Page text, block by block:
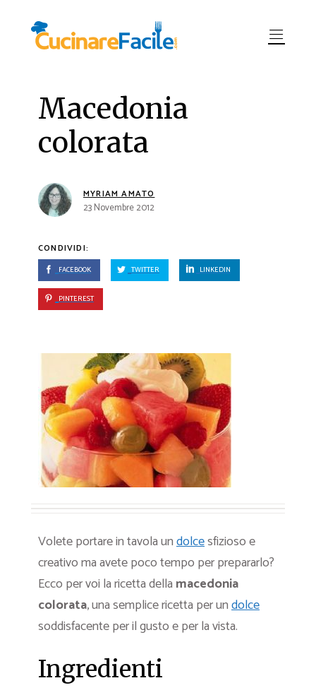
Macedonia
colorata
MYRIAM AMATO
23 Novembre 2012
CONDIVIDI:
FACEBOOK TWITTER LINKEDIN
PINTEREST
Volete portare in tavola undolcesfizioso e
creativo ma avete poco tempo per prepararlo?
Ecco per voi la ricetta della macedonia
colorata, una semplice ricetta per undolce
soddisfacente per il gusto e per la vista.
Ingredienti